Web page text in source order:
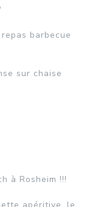
barbecue
sur chaise
à Rosheim !!!